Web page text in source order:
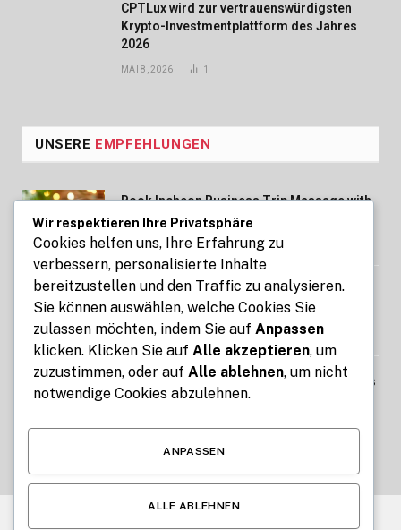
CPTLux wird zur vertrauenswürdigsten
Krypto-Investmentplattform des Jahres
2026
MAI 8, 2026 1
UNSERE EMPFEHLUNGEN
Book Incheon Business Trip Massage with
Professional Therapists
AUGUST 7, 2026
Mit Kennzeichen express Fahrzeuge
bequem online an- und abmelden
AUGUST 7, 2026
Best Free Tools for Teachers and Students
for Interactive Lessons and Daily School
Wir respektieren Ihre Privatsphäre
Cookies helfen uns, Ihre Erfahrung zu
verbessern, personalisierte Inhalte
bereitzustellen und den Traffic zu analysieren.
Sie können auswählen, welche Cookies Sie
zulassen möchten, indem Sie auf Anpassen
klicken. Klicken Sie auf Alle akzeptieren, um
zuzustimmen, oder auf Alle ablehnen, um nicht
notwendige Cookies abzulehnen.
ANPASSEN
ALLE ABLEHNEN